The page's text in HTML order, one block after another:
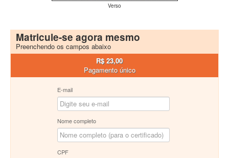
Verso
Matricule-se agora mesmo
Preenchendo os campos abaixo
R$ 23,00
Pagamento único
E-mail
Nome completo
CPF